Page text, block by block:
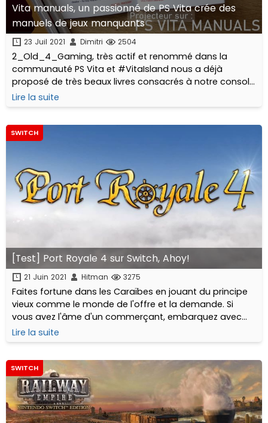
Vita manuals, un passionné de PS Vita crée des
manuels de jeux manquants
23 Juil 2021 Dimitri 2504
2_Old_4_Gaming, très actif et renommé dans la
communauté PS Vita et #VitaIsland nous a déjà
proposé de très beaux livres consacrés à notre console
portable fétiche. C'est aujourd'hui au travers de
manuels sur mesure dédiés à ses plus beaux hits qu'il...
Lire la suite
SWITCH
[Test] Port Royale 4 sur Switch, Ahoy!
21 Juin 2021 Hitman 3275
Faites fortune dans les Caraïbes en jouant du principe
vieux comme le monde de l'offre et la demande. Si
vous avez l'âme d'un commerçant, embarquez avec
moi, mais attention, pas de marins d'eau douce !
Lire la suite
SWITCH